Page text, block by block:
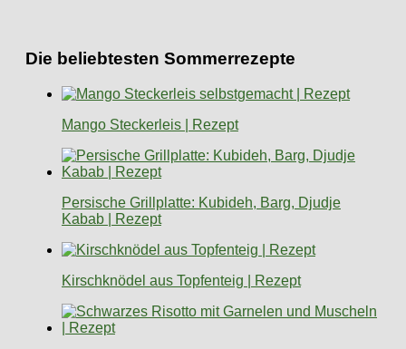
Die beliebtesten Sommerrezepte
Mango Steckerleis | Rezept
Persische Grillplatte: Kubideh, Barg, Djudje
Kabab | Rezept
Kirschknödel aus Topfenteig | Rezept